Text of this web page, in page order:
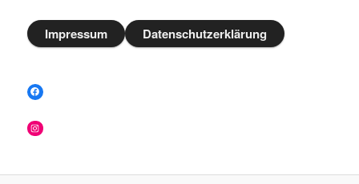
Impressum Datenschutzerklärung
Facebook
Instagram